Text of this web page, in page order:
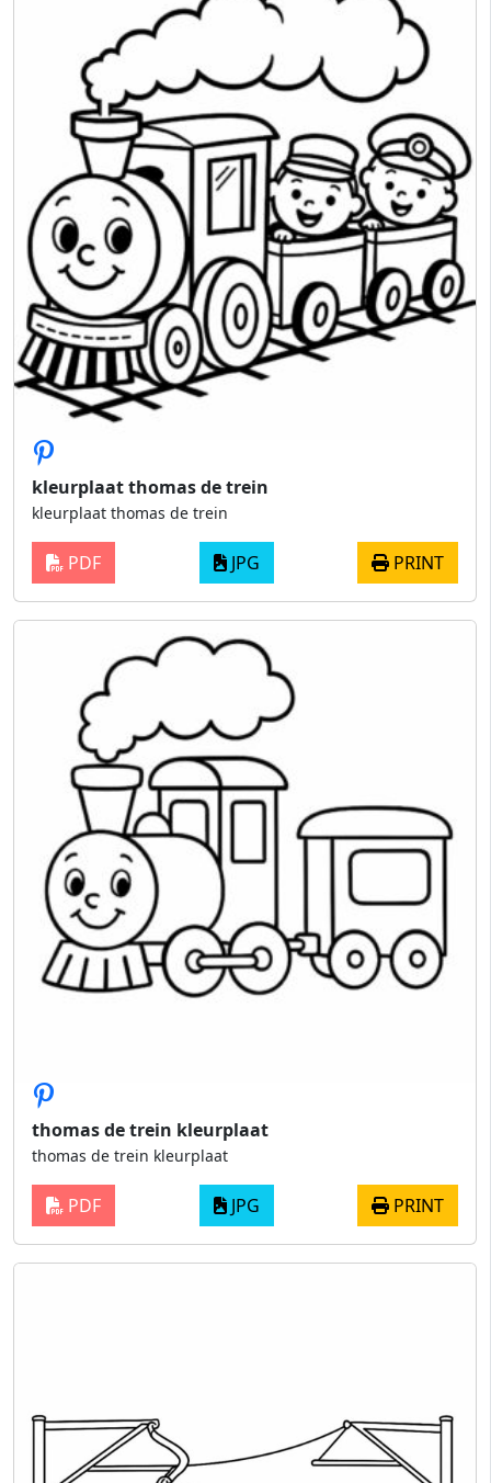
kleurplaat thomas de trein
kleurplaat thomas de trein
PDF JPG PRINT
thomas de trein kleurplaat
thomas de trein kleurplaat
PDF JPG PRINT